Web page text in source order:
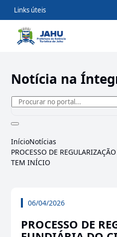
Links úteis
Notícia na
InícioNotícias
PROCESSO DE
TEM INÍCIO
06/04/2026
PROCESSO DE